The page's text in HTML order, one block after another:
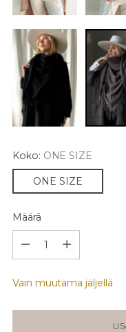
Koko: ONE SIZE
ONE SIZE
Määrä
Vain muutama jäljellä